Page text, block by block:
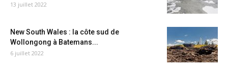
13 juillet 2022
New South Wales : la côte sud de
Wollongong à Batemans...
6 juillet 2022